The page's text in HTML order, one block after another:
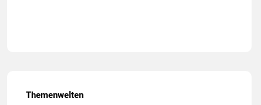
Themenwelten